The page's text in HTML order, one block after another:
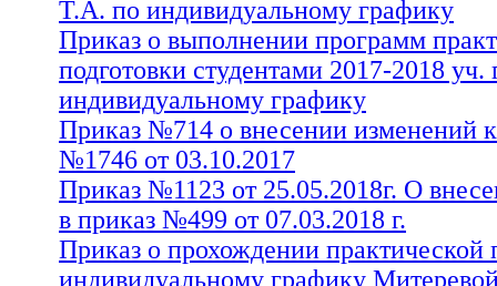
Т.А. по индивидуальному графику
Приказ о выполнении программ
подготовки студентами 2017-2018 уч.
индивидуальному графику
Приказ №714 о внесении изменений
№1746 от 03.10.2017
Приказ №1123 от 25.05.2018г. О
в приказ №499 от 07.03.2018 г.
Приказ о прохождении практической
индивидуальному графику